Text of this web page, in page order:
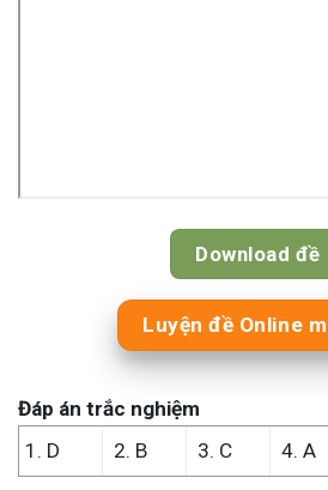
Download đề
Luyện đề Online
Đáp án trắc nghiệm
1. D
2. B 3. C 4. A